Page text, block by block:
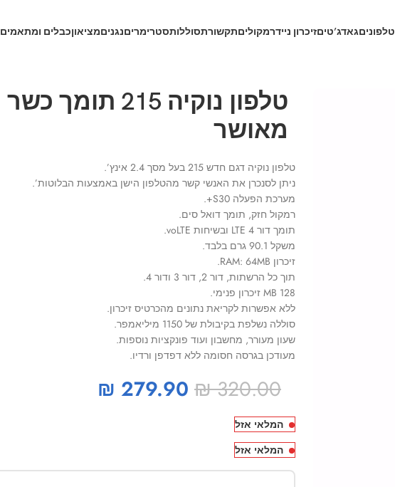
טלפוניםגאדג’טיםזיכרון ניידרמקוליםתקשורתסוללותסטרימריםנגניםמציאוןכבלים ומתאמים
טלפון נוקיה 215 תומך כשר
מאושר
טלפון נוקיה דגם חדש 215 בעל מסך 2.4 אינץ’.
ניתן לסנכרן את האנשי קשר מהטלפון הישן באמצעות הבלוטות’.
מערכת הפעלה S30+.
רמקול חזק, תומך דואל סים.
תומך דור 4 LTE ובשיחות voLTE.
משקל 90.1 גרם בלבד.
זיכרון RAM: 64MB.
תוך כל הרשתות, דור 2, דור 3 ודור 4.
128 MB זיכרון פנימי.
ללא אפשרות לקריאת נתונים מהכרטיס זיכרון.
סוללה נשלפת בקיבולת של 1150 מיליאמפר.
שעון מעורר, מחשבון ועוד פונקציות נוספות.
מעודכן בגרסה חסומה ללא דפדפן ורדיו.
₪320.00
₪ 279.90
המלאי אזל
המלאי אזל